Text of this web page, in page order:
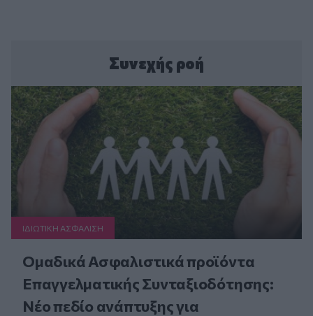
Συνεχής ροή
ΙΔΙΩΤΙΚΗ ΑΣΦAΛΙΣΗ
Ομαδικά Ασφαλιστικά προϊόντα
Επαγγελματικής Συνταξιοδότησης:
Νέο πεδίο ανάπτυξης για